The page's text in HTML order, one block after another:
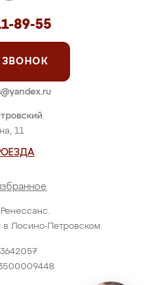
Лосино-Петровском.
11
89-55